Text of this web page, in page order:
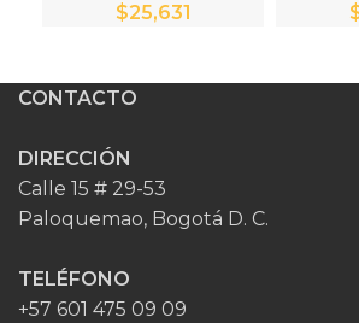
$
CONTACTO
DIRECCIÓN
Calle 15 # 29-53
Paloquemao, Bogotá D. C.
TELÉFONO
+57 601 475 09 09